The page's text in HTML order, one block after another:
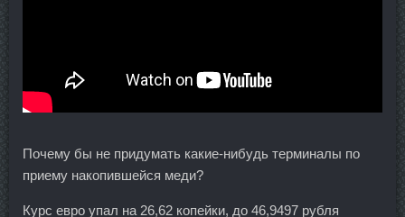
Почему бы не придумать какие-нибудь терминалы по
приему накопившейся меди?
Курс евро упал на 26,62 копейки, до 46,9497 рубля